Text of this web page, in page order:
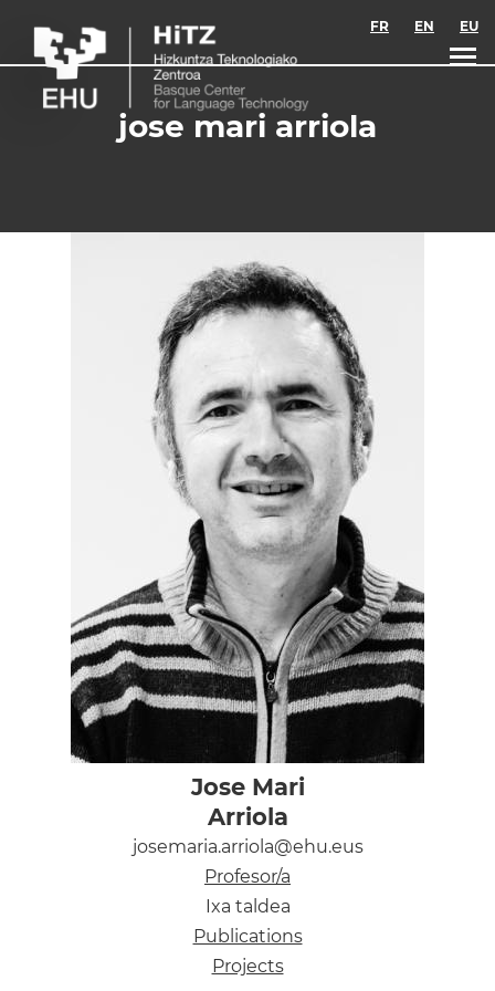
FR EN EU
jose mari arriola
Jose Mari
Arriola
josemaria.arriola@ehu.eus
Profesor/a
Ixa taldea
Publications
Projects